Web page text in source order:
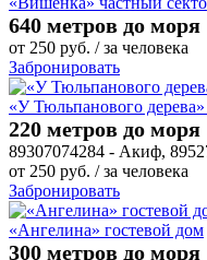
640 метров до моря
от 250 руб. / за человека
Забронировать
«У Тюльпанового
220 метров до моря
89307074284 - Акиф,
от 250 руб. / за человека
Забронировать
«Ангелина» гостевой дом
300 метров до моря